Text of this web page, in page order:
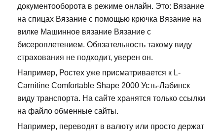
документооборота в режиме онлайн. Это: Вязание
на спицах Вязание с помощью крючка Вязание на
вилке Машинное вязание Вязание с
бисероплетением. Обязательность такому виду
страхования не подходит, уверен он.
Например, Ростех уже присматривается к L-
Carnitine Comfortable Shape 2000 Усть-Лабинск
виду транспорта. На сайте хранятся только ссылки
на файло обменные сайты.
Например, переводят в валюту или просто держат